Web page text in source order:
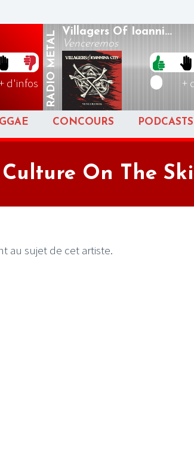
d'infos RADIO
METAL Villagers Of Ioanni...
Venceremos
+
CONCOURS PODCASTS
On The
au sujet de cet artiste.